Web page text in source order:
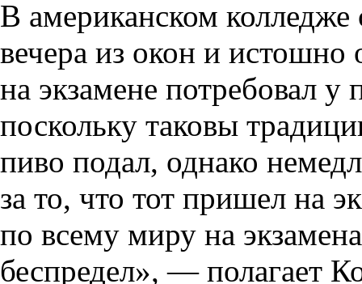
В американском
вечера из окон и истошно
на экзамене потребовал у
поскольку таковы
пиво подал, однако
за то, что тот пришел на
по всему миру на
беспредел», — полагает